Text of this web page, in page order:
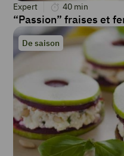
Expert 40 min
“Passion” fraises et
De saison